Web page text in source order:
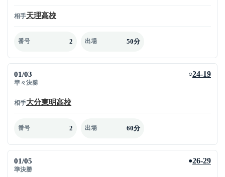
相手天理高校
番号 2 出場 50分
01/03
準々決勝
○24-19
相手大分東明高校
番号 2 出場 60分
01/05
準決勝
●26-29